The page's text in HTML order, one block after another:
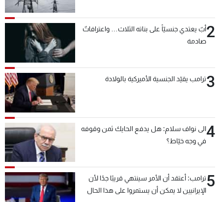
2أبٌ يعتدي جنسيّاً على بناته الثلاث… واعترافاتٌ
صادمة
3ترامب يقيّد الجنسية الأميركية بالولادة
4الى نواف سلام: هل يدفع الحايك ثمن وقوفه
في وجه خيّاط؟
5ترامب: أعتقد أن الأمر سينتهي قريبًا جدًا لأن
الإيرانيين لا يمكن أن يستمروا على هذا الحال